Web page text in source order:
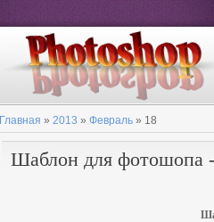
Главная » 2013 » Февраль » 18
Шаблон для фотошопа